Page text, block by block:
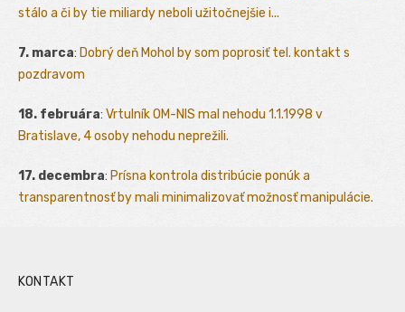
stálo a či by tie miliardy neboli užitočnejšie i...
7. marca: Dobrý deň Mohol by som poprosiť tel. kontakt s
pozdravom
18. februára: Vrtulník OM-NIS mal nehodu 1.1.1998 v
Bratislave, 4 osoby nehodu neprežili.
17. decembra: Prísna kontrola distribúcie ponúk a
transparentnosť by mali minimalizovať možnosť manipulácie.
KONTAKT